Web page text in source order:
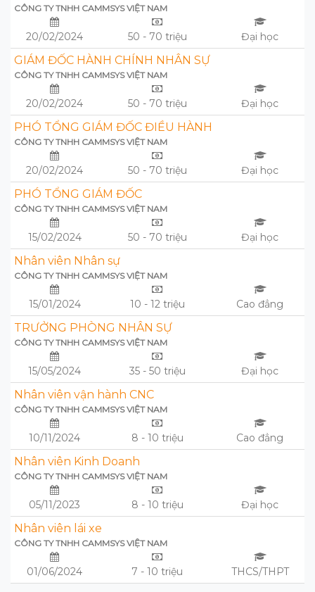
CÔNG TY TNHH CAMMSYS VIỆT NAM
20/02/2024 50 - 70 triệu Đại học
GIÁM ĐỐC HÀNH CHÍNH NHÂN SỰ
CÔNG TY TNHH CAMMSYS VIỆT NAM
20/02/2024 50 - 70 triệu Đại học
PHÓ TỔNG GIÁM ĐỐC ĐIỀU HÀNH
CÔNG TY TNHH CAMMSYS VIỆT NAM
20/02/2024 50 - 70 triệu Đại học
PHÓ TỔNG GIÁM ĐỐC
CÔNG TY TNHH CAMMSYS VIỆT NAM
15/02/2024 50 - 70 triệu Đại học
Nhân viên Nhân sự
CÔNG TY TNHH CAMMSYS VIỆT NAM
15/01/2024 10 - 12 triệu Cao đẳng
TRƯỞNG PHÒNG NHÂN SỰ
CÔNG TY TNHH CAMMSYS VIỆT NAM
15/05/2024 35 - 50 triệu Đại học
Nhân viên vận hành CNC
CÔNG TY TNHH CAMMSYS VIỆT NAM
10/11/2024 8 - 10 triệu Cao đẳng
Nhân viên Kinh Doanh
CÔNG TY TNHH CAMMSYS VIỆT NAM
05/11/2023 8 - 10 triệu Đại học
Nhân viên lái xe
CÔNG TY TNHH CAMMSYS VIỆT NAM
01/06/2024 7 - 10 triệu THCS/THPT